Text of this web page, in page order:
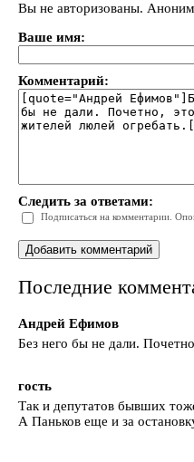
Вы не авторизованы.
Ваше имя:
Комментарий:
Следить за ответами:
Подписаться на комментарии.
Последние
Андрей Ефимов
Без него бы не дали.
гость
Так и депутатов бывших
А Паньков еще и за